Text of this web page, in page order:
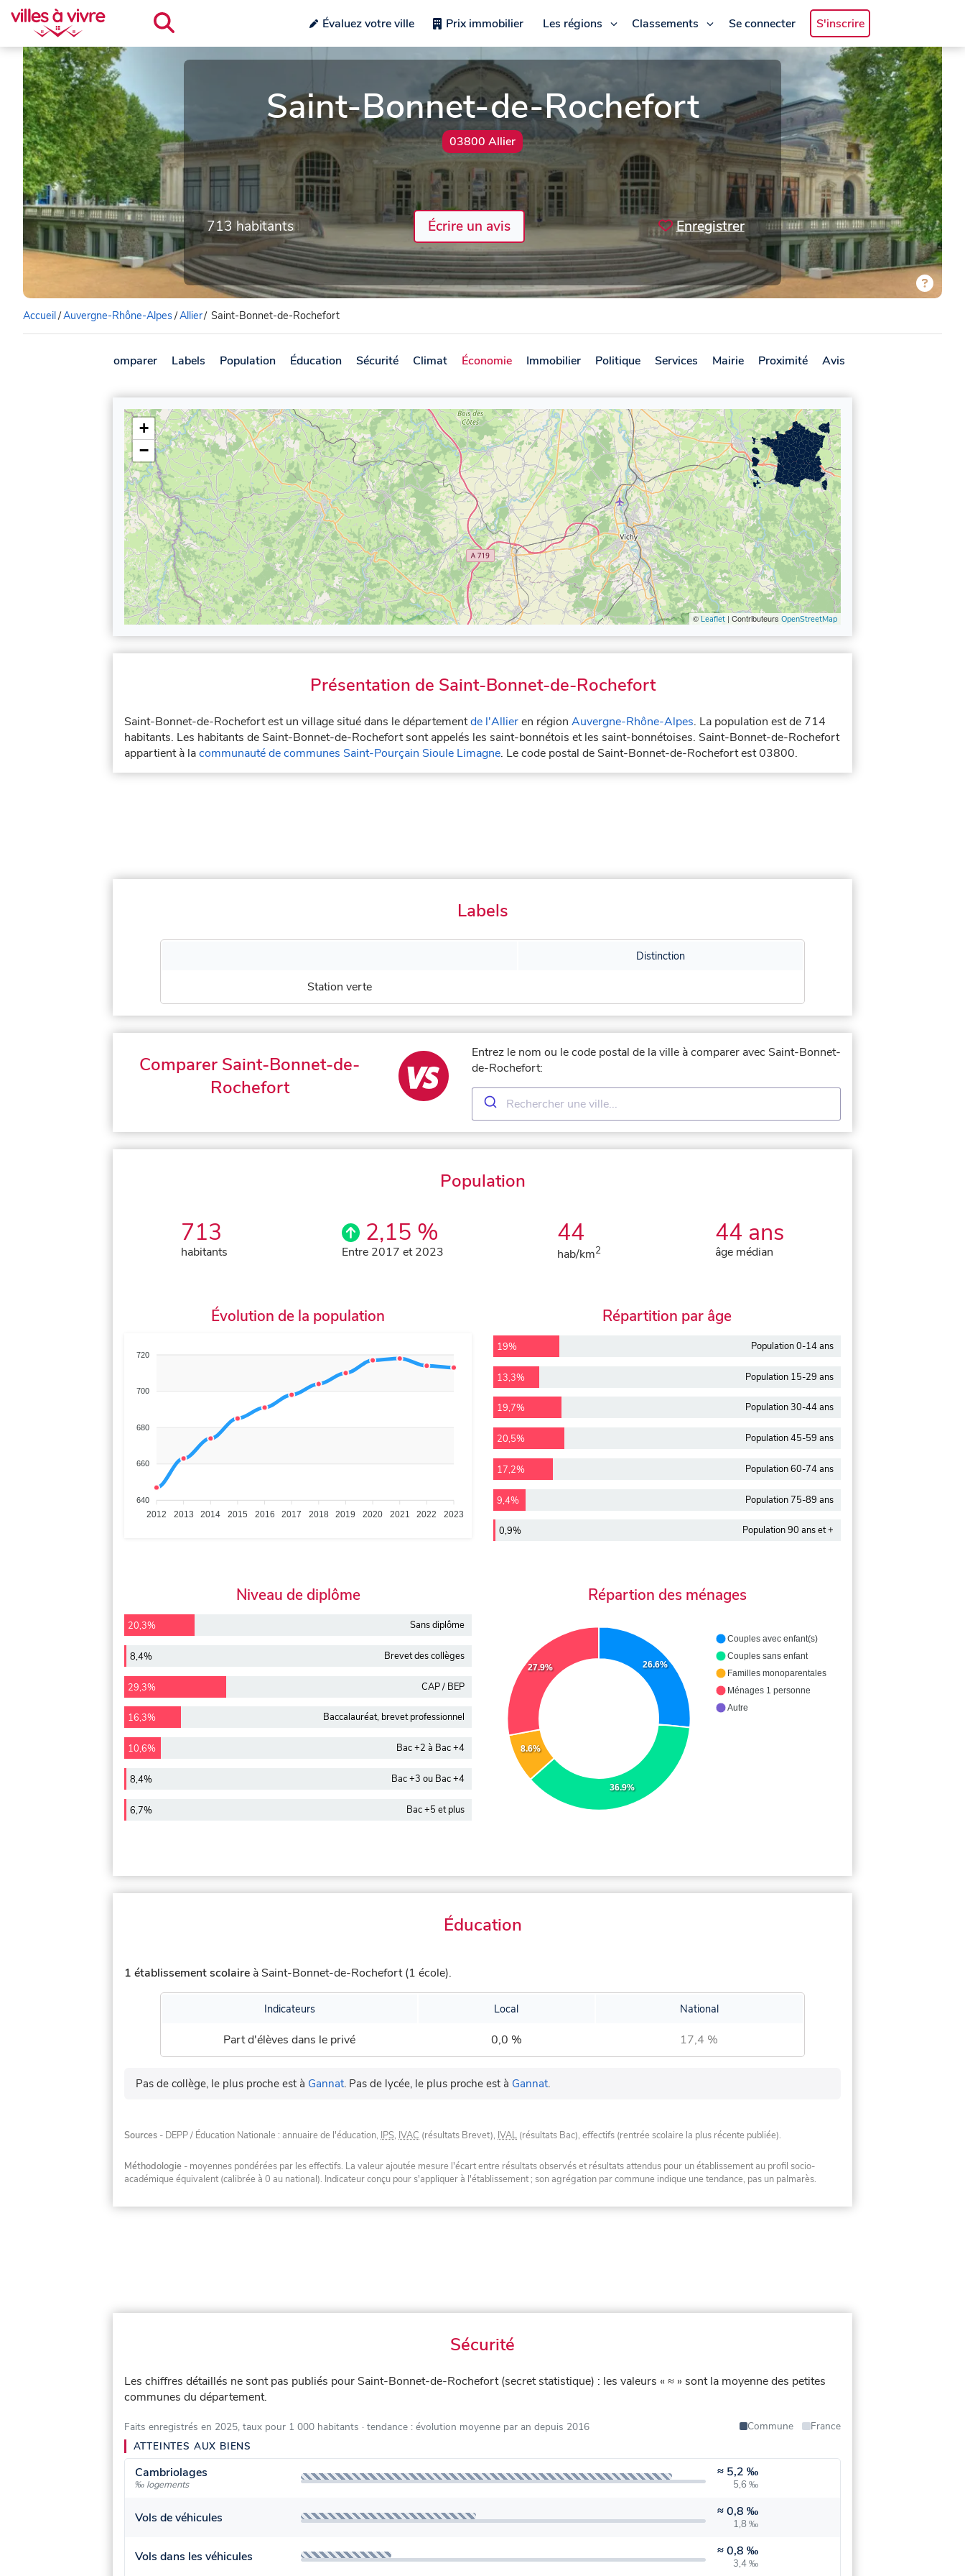
Évaluez votre ville Prix immobilier Les régions Classements Se connecter S'inscrire
Saint-Bonnet-de-Rochefort
03800 Allier
713 habitants Écrire un avis Enregistrer
Accueil/Auvergne-Rhône-Alpes/Allier/ Saint-Bonnet-de-Rochefort
Comparer Labels Population Éducation Sécurité Climat Économie Immobilier Politique Services Mairie Proximité Avis
+
−
© Leaflet | Contributeurs OpenStreetMap
Présentation de Saint-Bonnet-de-Rochefort
Saint-Bonnet-de-Rochefort est un village situé dans le départementde l'Allieren région Auvergne-Rhône-Alpes. La population est de 714
habitants. Les habitants de Saint-Bonnet-de-Rochefort sont appelés les saint-bonnétois et les saint-bonnétoises. Saint-Bonnet-de-Rochefort
appartient à lacommunauté de communes Saint-Pourçain Sioule Limagne. Le code postal de Saint-Bonnet-de-Rochefort est 03800.
Labels
Distinction
Station verte
Comparer Saint-Bonnet-de-
Rochefort
Entrez le nom ou le code postal de la ville à comparer avec Saint-Bonnet-
de-Rochefort:
Population
713
habitants
2,15 %
Entre 2017 et 2023
44
hab/km2
44 ans
âge médian
Évolution de la population
720
700
680
660
640
2012 2013 2014 2015 2016 2017 2018 2019 2020 2021 2022 2023
Répartition par âge
19% Population 0-14 ans
13,3% Population 15-29 ans
19,7% Population 30-44 ans
20,5% Population 45-59 ans
17,2% Population 60-74 ans
9,4% Population 75-89 ans
0,9% Population 90 ans et +
Niveau de diplôme
20,3% Sans diplôme
8,4% Brevet des collèges
29,3% CAP / BEP
16,3% Baccalauréat, brevet professionnel
10,6% Bac +2 à Bac +4
8,4% Bac +3 ou Bac +4
6,7% Bac +5 et plus
Répartion des ménages
26.6%
36.9%
8.6%
27.9%
Couples avec enfant(s)
Couples sans enfant
Familles monoparentales
Ménages 1 personne
Autre
Éducation
1 établissement scolaire à Saint-Bonnet-de-Rochefort (1 école).
Indicateurs Local National
Part d'élèves dans le privé 0,0 % 17,4 %
Pas de collège, le plus proche est à Gannat. Pas de lycée, le plus proche est à Gannat.
Sources - DEPP / Éducation Nationale : annuaire de l'éducation, IPS, IVAC (résultats Brevet), IVAL (résultats Bac), effectifs (rentrée scolaire la plus récente publiée).
Méthodologie - moyennes pondérées par les effectifs. La valeur ajoutée mesure l'écart entre résultats observés et résultats attendus pour un établissement au profil socio-
académique équivalent (calibrée à 0 au national). Indicateur conçu pour s'appliquer à l'établissement ; son agrégation par commune indique une tendance, pas un palmarès.
Sécurité
Les chiffres détaillés ne sont pas publiés pour Saint-Bonnet-de-Rochefort (secret statistique) : les valeurs « ≈ » sont la moyenne des petites
communes du département.
Faits enregistrés en 2025, taux pour 1 000 habitants · tendance : évolution moyenne par an depuis 2016 Commune
France
ATTEINTES AUX BIENS
Cambriolages
‰ logements
≈ 5,2 ‰
5,6 ‰
Vols de véhicules ≈0,8 ‰
1,8 ‰
Vols dans les véhicules ≈0,8 ‰
3,4 ‰